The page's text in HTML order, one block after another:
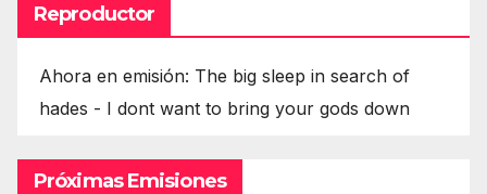
Reproductor
Ahora en emisión: The big sleep in search of
hades - I dont want to bring your gods down
Próximas Emisiones